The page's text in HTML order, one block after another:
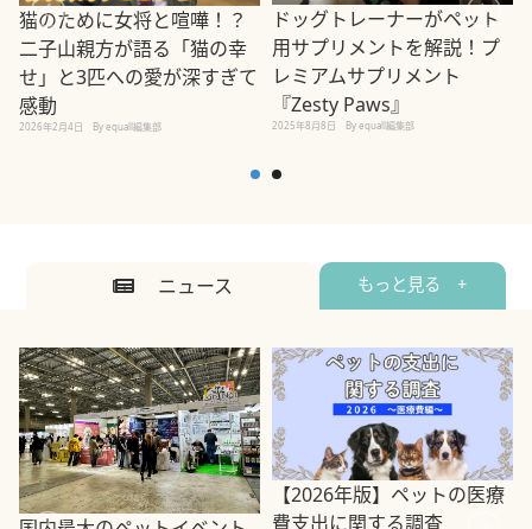
猫のために女将と喧嘩！？
二子山親方が語る「猫の幸
せ」と3匹への愛が深すぎて
感動
2026年2月4日 By equall編集部
ドッグトレーナーがペット
用サプリメントを解説！プ
レミアムサプリメント
『Zesty Paws』
2025年8月8日 By equall編集部
ニュース もっと見る +
【2026年版】ペットの医療
費支出に関する調査